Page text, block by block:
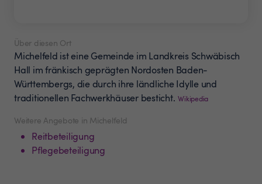
Weitere Angebote in Michelfeld
Reitbeteiligung
Pflegebeteiligung
Über diesen Ort
Michelfeld ist eine Gemeinde im Landkreis Schwäbisch
Hall im fränkisch geprägten Nordosten Baden-
Württembergs, die durch ihre ländliche Idylle und
traditionellen Fachwerkhäuser besticht. Wikipedia